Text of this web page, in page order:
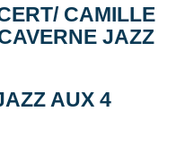
CAMILLE
JAZZ
AUX 4